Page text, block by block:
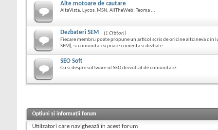
Alte motoare de cautare
AltaVista, Lycos, MSN, AllTheWeb, Teoma ...
Dezbateri SEM
(1 Cititori)
Fiecare membru poate propune un articol scris de oricine altcineva din
SEM), si comunitatea poate comenta si dezbate.
SEO Soft
Cu si despre software-ul SEO dezvoltat de comunitate.
Opțiuni și informații forum
Utilizatori care navighează în acest forum